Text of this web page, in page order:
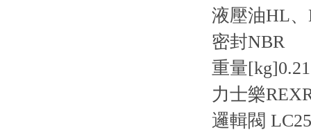
液壓油HL、
密封NBR
重量[kg]0.21
力士樂
邏輯閥